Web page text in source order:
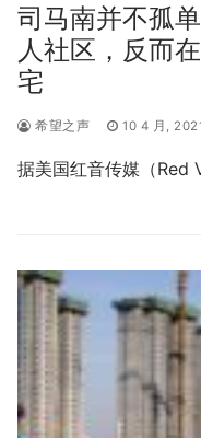
司马南并不孤
人社区，反而
宅
希望之声 10 4 月,
据美国红音传媒（